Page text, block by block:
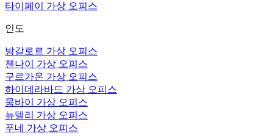
타이페이 가상 오피스
인도
방갈로르 가상 오피스
첸나이 가상 오피스
구르가온 가상 오피스
하이데라바드 가상 오피스
뭄바이 가상 오피스
뉴델리 가상 오피스
푸네 가상 오피스